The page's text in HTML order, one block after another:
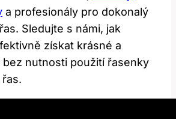
‌ a profesionály⁤ pro dokonalý
Sledujte‌ s námi, jak
získat krásné ​a
nutnosti použití řasenky